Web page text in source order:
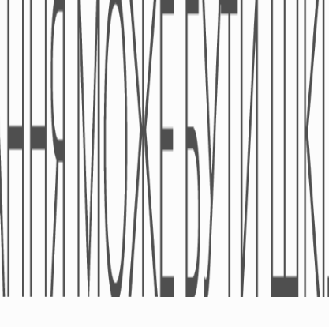
Фармаконагляд
Напрямки Діяльності
Фінансова Звітність
Безрецептурні Лікарські
Засоби
Рецептурні Лікарські
Засоби
Медичні Вироби
Дієтичні Добавки
Космецевтіка
© ТОВ «УА «ПРО-ФАРМА»